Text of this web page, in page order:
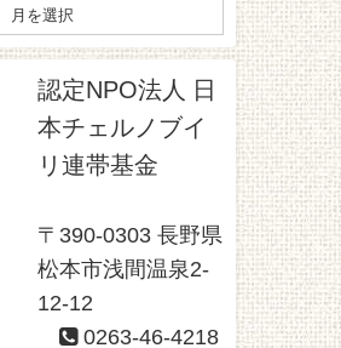
認定NPO法人 日
本チェルノブイ
リ連帯基金
〒390-0303 長野県
松本市浅間温泉2-
12-12
0263-46-4218